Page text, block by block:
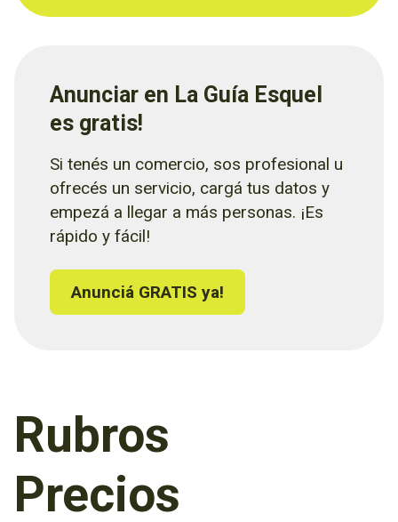
Anunciar en La Guía Esquel
es gratis!
Si tenés un comercio, sos profesional u
ofrecés un servicio, cargá tus datos y
empezá a llegar a más personas. ¡Es
rápido y fácil!
Anunciá GRATIS ya!
Rubros
Precios